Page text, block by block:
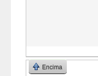
Encima